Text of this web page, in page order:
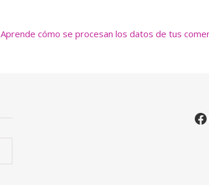
Aprende cómo se procesan los datos de tus